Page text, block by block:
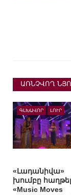
ԱՌՆՉՎՈՂ
ԳԼԽԱՎՈՐ ԼՈՒՐ
«Լադանիվա»
խումբը
«Music Moves